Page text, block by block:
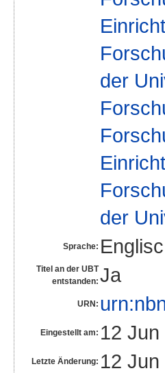
der
der
Sprache:
Titel an der UBT
entstanden: Ja
URN:
Eingestellt am: 12
Letzte Änderung: 12